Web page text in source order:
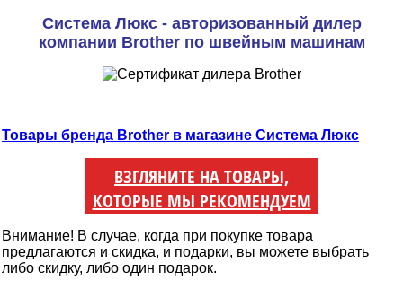
Система Люкс - авторизованный дилер
компании Brother по швейным машинам
Товары бренда Brother в магазине Система Люкс
ВЗГЛЯНИТЕ НА ТОВАРЫ,
КОТОРЫЕ МЫ РЕКОМЕНДУЕМ
Внимание! В случае, когда при покупке товара
предлагаются и скидка, и подарки, вы можете выбрать
либо скидку, либо один подарок.